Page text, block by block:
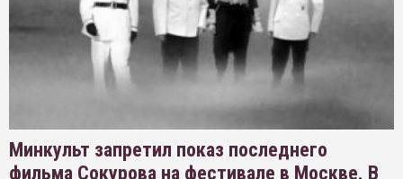
Минкульт запретил показ последнего
фильма Сокурова на фестивале в Москве. В